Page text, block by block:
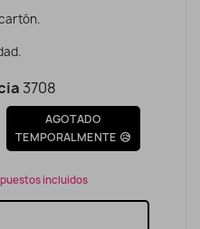
3708
AGOTADO
TEMPORALMENTE 😥
incluidos